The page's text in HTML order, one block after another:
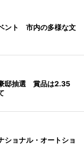
ント 市内の多様な文
邸抽選 賞品は2.35
ショナル・オートショ